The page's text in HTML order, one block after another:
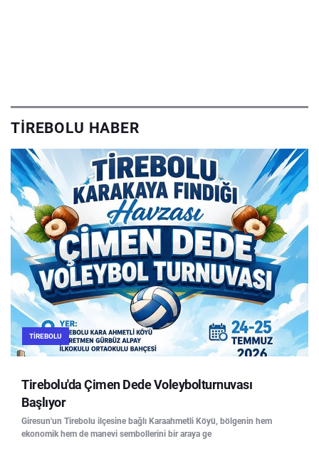
TIREBOLU HABER
TIREBOLU
Tirebolu'da Çimen Dede Voleybolturnuvası
Başlıyor
Giresun'un Tirebolu ilçesine bağlı Karaahmetli Köyü, bölgenin hem
ekonomik hem de manevi sembollerini bir araya ge